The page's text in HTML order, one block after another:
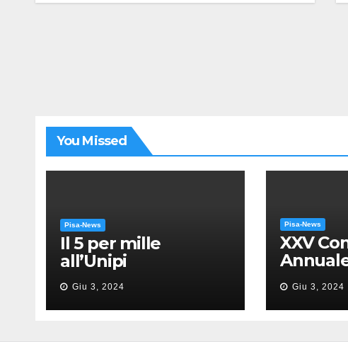
You Missed
Pisa-News
Il 5 per mille
all’Unipi
Giu 3, 2024
Pisa-News
XXV
“Messa
Giu 3, 2024